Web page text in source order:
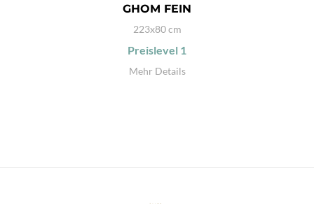
GHOM FEIN
223x80 cm
Preislevel 1
Mehr Details